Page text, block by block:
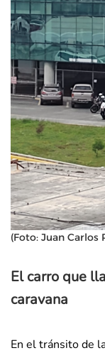
(Foto: Juan Carlos
El carro que
caravana
En el tránsito de